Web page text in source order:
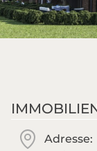
Adresse: